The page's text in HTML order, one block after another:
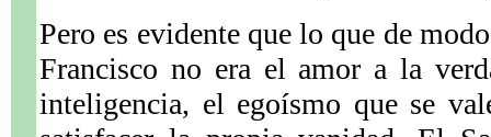
Pero es evidente que lo que de
Francisco no era el amor a la
inteligencia, el egoísmo que se